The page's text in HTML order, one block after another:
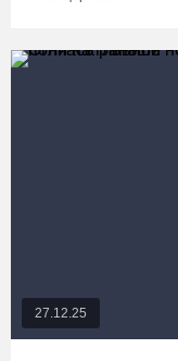
27.12.25